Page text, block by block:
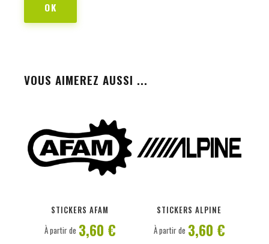
OK
VOUS AIMEREZ AUSSI ...
STICKERS AFAM
À partir de 3,60 €
STICKERS ALPINE
À partir de 3,60 €